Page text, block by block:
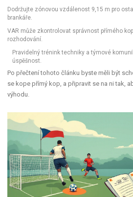
Dodržujte zónovou vzdálenost 9,15 m pro
brankáře.
VAR může zkontrolovat správnost přímého
rozhodování.
Pravidelný trénink techniky a týmové
úspěšnost.
Po přečtení tohoto článku byste měli být
se kope přímý kop, a připravit se na ni tak,
výhodu.